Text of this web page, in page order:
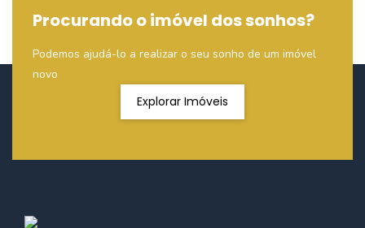
Procurando o imóvel dos sonhos?
Podemos ajudá-lo a realizar o seu sonho de um imóvel
novo
Explorar Imóveis